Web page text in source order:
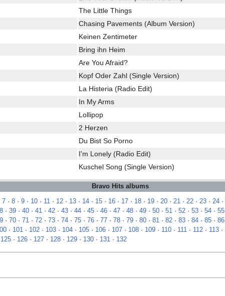
The Little Things
Chasing Pavements (Album Version)
Keinen Zentimeter
Bring ihn Heim
Are You Afraid?
Kopf Oder Zahl (Single Version)
La Histeria (Radio Edit)
In My Arms
Lollipop
2 Herzen
Du Bist So Porno
I'm Lonely (Radio Edit)
Kuschel Song (Single Version)
Bravo Hits albums
7 · 8 · 9 · 10 · 11 · 12 · 13 · 14 · 15 · 16 · 17 · 18 · 19 · 20 · 21 · 22 · 23 · 24 ·
· 39 · 40 · 41 · 42 · 43 · 44 · 45 · 46 · 47 · 48 · 49 · 50 · 51 · 52 · 53 · 54 · 55
· 70 · 71 · 72 · 73 · 74 · 75 · 76 · 77 · 78 · 79 · 80 · 81 · 82 · 83 · 84 · 85 · 86
· 101 · 102 · 103 · 104 · 105 · 106 · 107 · 108 · 109 · 110 · 111 · 112 · 113 ·
125 · 126 · 127 · 128 · 129 · 130 · 131 · 132